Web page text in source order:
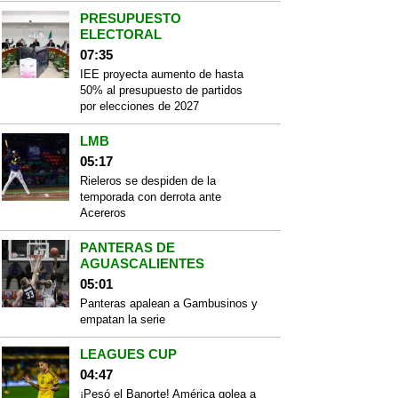
PRESUPUESTO
ELECTORAL
07:35
IEE proyecta aumento de hasta
50% al presupuesto de partidos
por elecciones de 2027
LMB
05:17
Rieleros se despiden de la
temporada con derrota ante
Acereros
PANTERAS DE
AGUASCALIENTES
05:01
Panteras apalean a Gambusinos y
empatan la serie
LEAGUES CUP
04:47
¡Pesó el Banorte! América golea a